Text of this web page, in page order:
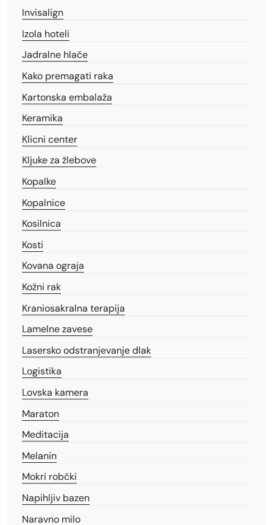
Invisalign
Izola hoteli
Jadralne hlače
Kako premagati raka
Kartonska embalaža
Keramika
Klicni center
Kljuke za žlebove
Kopalke
Kopalnice
Kosilnica
Kosti
Kovana ograja
Kožni rak
Kraniosakralna terapija
Lamelne zavese
Lasersko odstranjevanje dlak
Logistika
Lovska kamera
Maraton
Meditacija
Melanin
Mokri robčki
Napihljiv bazen
Naravno milo